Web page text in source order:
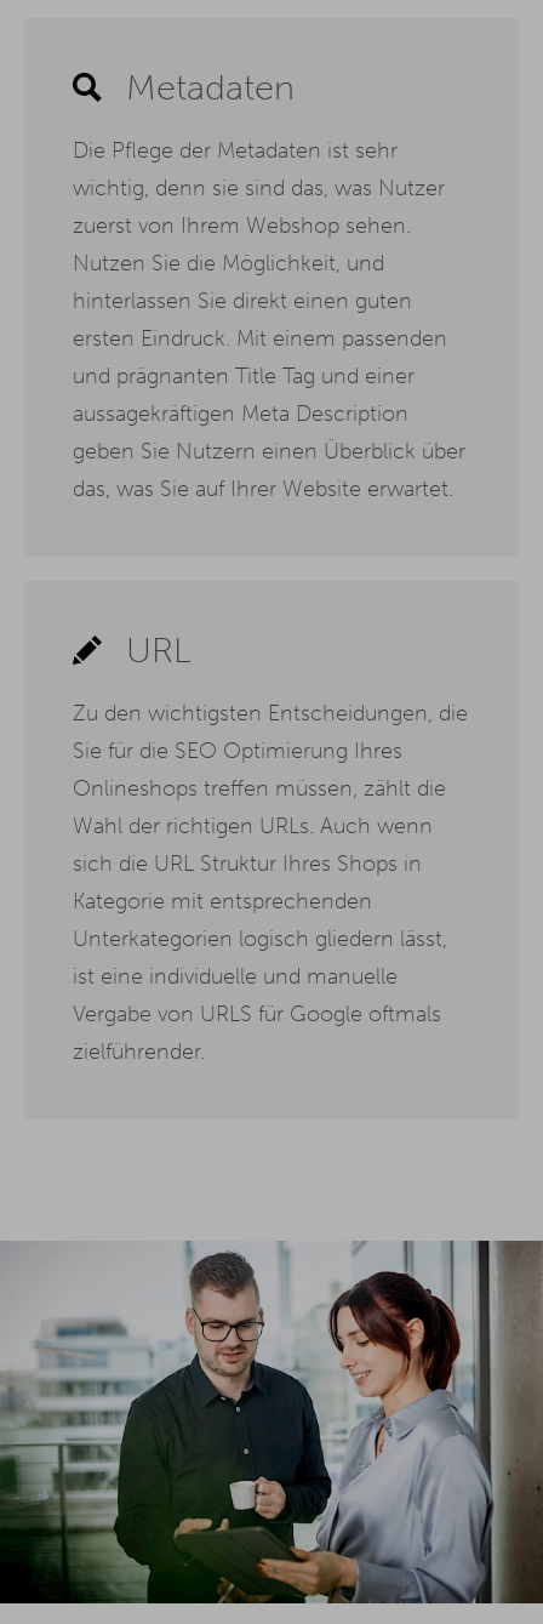
Metadaten
Die Pflege der Metadaten ist sehr
wichtig, denn sie sind das, was Nutzer
zuerst von Ihrem Webshop sehen.
Nutzen Sie die Möglichkeit, und
hinterlassen Sie direkt einen guten
ersten Eindruck. Mit einem passenden
und prägnanten Title Tag und einer
aussagekräftigen Meta Description
geben Sie Nutzern einen Überblick über
das, was Sie auf Ihrer Website erwartet.
URL
Zu den wichtigsten Entscheidungen, die
Sie für die SEO Optimierung Ihres
Onlineshops treffen müssen, zählt die
Wahl der richtigen URLs. Auch wenn
sich die URL Struktur Ihres Shops in
Kategorie mit entsprechenden
Unterkategorien logisch gliedern lässt,
ist eine individuelle und manuelle
Vergabe von URLS für Google oftmals
zielführender.